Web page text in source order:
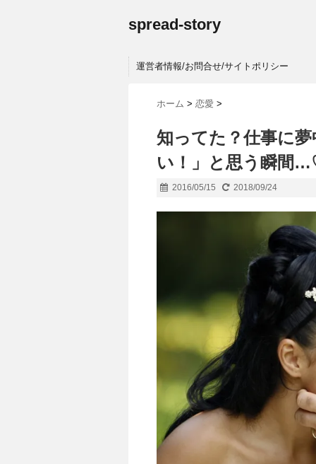
spread-story
運営者情報/お問合せ/サイトポリシー
ホーム > 恋愛 >
知ってた？仕事に
い！」と思う瞬間
2016/05/15 2018/09/24